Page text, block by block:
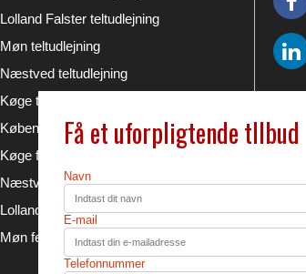
Lolland Falster teltudlejning
Møn teltudlejning
Næstved teltudlejning
Køge teltudlejning
København festudlejning
Køge festudlejning
Næstved festudlejning
Lolland Falster festudlejning
Møn festudlejning
Få et uforpligtende tllbud
Navn
E-mail
Telefonnummer